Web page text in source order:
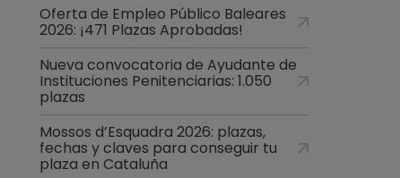
Oferta de Empleo Público Baleares
2026: ¡471 Plazas Aprobadas!
Nueva convocatoria de Ayudante de
Instituciones Penitenciarias: 1.050
plazas
Mossos d’Esquadra 2026: plazas,
fechas y claves para conseguir tu
plaza en Cataluña